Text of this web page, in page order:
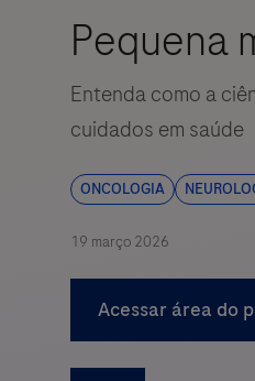
ONCOLOGIA
Entenda como a
cuidados em saúde
19 março 2026
Acessar área do